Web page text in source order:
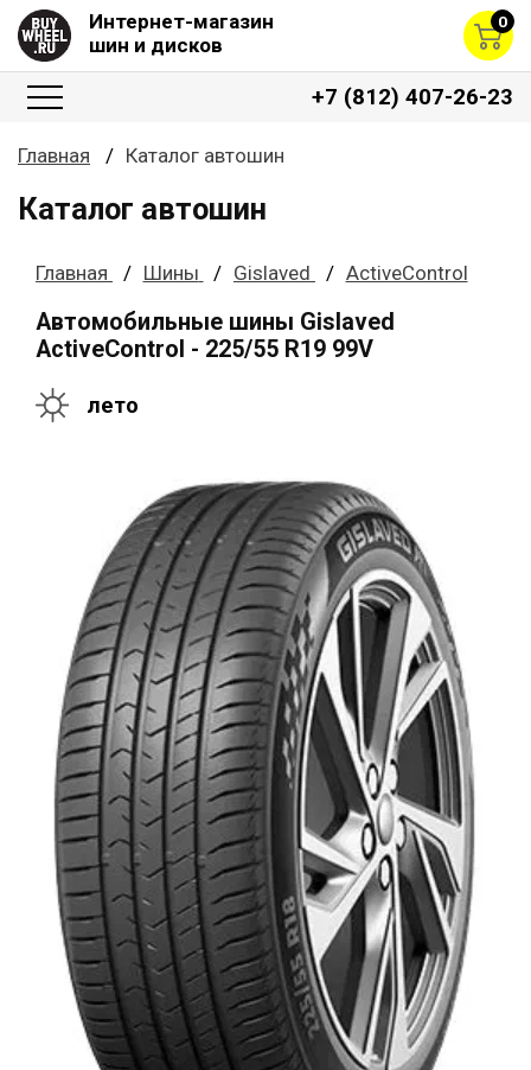
Интернет-магазин
шин и дисков
0
+7 (812) 407-26-23
Главная Каталог автошин
Каталог автошин
Главная Шины Gislaved ActiveControl
Автомобильные шины Gislaved
ActiveControl - 225/55 R19 99V
лето